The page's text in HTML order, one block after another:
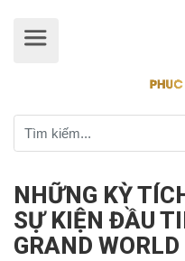
NHỮNG KỲ
SỰ KIỆN ĐẦU
GRAND